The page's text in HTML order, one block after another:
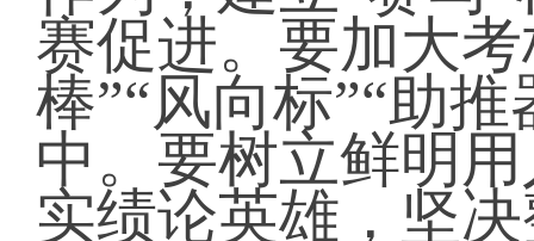
赛促进。要加大
棒”“风向标”“助
中。要树立鲜明
实绩论英雄，坚